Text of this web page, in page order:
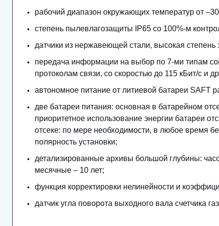
рабочий диапазон окружающих температур от
степень пылевлагозащиты IP65 со 100%-м
датчики из нержавеющей стали, высокая
передача информации на выбор по 7-ми типам
протоколам связи, со скоростью до 115 кБит/с и
автономное питание от литиевой батареи SAFT
две батареи питания: основная в батарейном
приоритетное использование энергии батареи
отсеке: по мере необходимости, в любое время
полярность установки;
детализированные архивы большой глубины:
месячные – 10 лет;
функция корректировки нелинейности и
датчик угла поворота выходного вала счетчика